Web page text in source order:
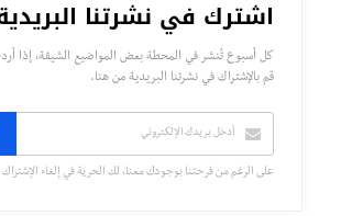
اشترك في نشرتنا
كل أسبوع تُنشر في المحطة بعض المواضيع الشيقة، إذا
قم بالإشتراك في نشرتنا البريدية من هنا.
على الرغم من فرحتنا بوجودك معنا، لك الحرية في إلغاء